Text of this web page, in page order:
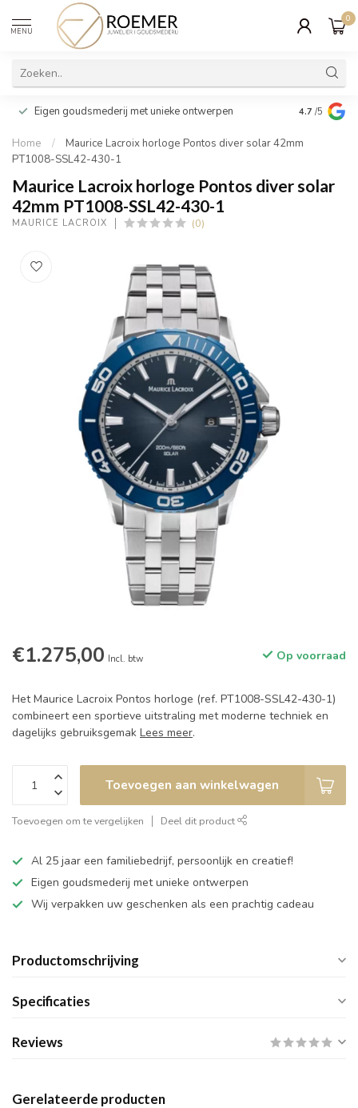
MENU
0
Eigen goudsmederij met unieke ontwerpen Wij
cadeau
4.7 /5
Home /
Maurice Lacroix horloge Pontos diver solar 42mm
PT1008-SSL42-430-1
Maurice Lacroix horloge Pontos diver solar
42mm PT1008-SSL42-430-1
MAURICE LACROIX (0)
€1.275,00 Incl. btw Op voorraad
Het Maurice Lacroix Pontos horloge (ref. PT1008-SSL42-430-1)
combineert een sportieve uitstraling met moderne techniek en
dagelijks gebruiksgemak Lees meer.
Toevoegen aan winkelwagen
Toevoegen om te vergelijken Deel dit product
Al 25 jaar een familiebedrijf, persoonlijk en creatief!
Eigen goudsmederij met unieke ontwerpen
Wij verpakken uw geschenken als een prachtig cadeau
Productomschrijving
Specificaties
Reviews
Gerelateerde producten